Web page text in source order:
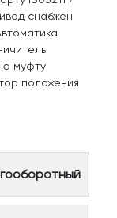
снабжен
муфту
положения